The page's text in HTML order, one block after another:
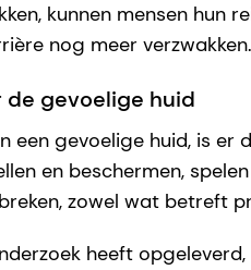
kunnen mensen
nog meer
gevoelige huid
gevoelige huid, is
en beschermen,
zowel wat betreft
heeft